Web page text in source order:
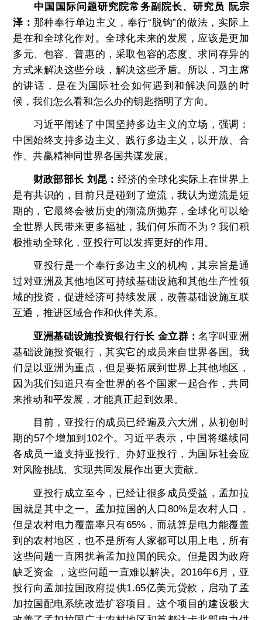
中国国际问题研究院常务副院长、研究员
阮宗
泽： 那种奉行单边主义，奉行“脱钩”的做法，实际上
是在和全球化作对。全球化未来的发展，应该是更加
多元、包容、普惠的，采取包容的态度、求同存异的
方式来解决这些分歧，解决这些矛盾。所以，习主席
的讲话，是在为国际社会如何遇到和解决问题的时
候，我们怎么看和怎么办的钥匙指明了方向。
习近平阐述了中国坚持多边主义的立场，强调：
中国始终支持多边主义、践行多边主义，以开放、合
作、共赢精神同世界各国共谋发展。
财政部部长 刘昆： 经济的全球化实际上在世界上
是有共识的，目前只是碰到了逆流，我认为逆流是短
期的，它最终会被历史的潮流所抛弃，全球化可以给
全世界人民带来更多福祉，我们何乐而不为？我们积
极推动全球化，亚投行可以发挥更好的作用。
亚投行是一个奉行多边主义的机构，其宗旨是通
过对亚洲及其他地区可持续基础设施和其他生产性领
域的投资，促进经济可持续发展，改善基础设施互联
互通，推进区域合作和伙伴关系。
亚洲基础设施投资银行行长 金立群 ：名字叫亚洲
基础设施投资银行，其实它的成员来自世界各国。我
们是以亚洲为重点，但是要拓展到世界上其他地区，
因为我们知道只有全世界的各个国家一起合作，共同
来推动和平发展，才能真正起到效果。
目前，亚投行的成员已经遍及六大洲，从初创时
期的57个增加到102个。习近平表示，中国将继续同
各成员一道支持亚投行、办好亚投行，为国际社会应
对风险挑战、实现共同发展作出更大贡献。
亚投行成立至今，已经让很多成员受益，孟加拉
国就是其中之一。孟加拉国的人口80%是农村人口，
但是农村电力覆盖率只有65%，而就算是电力能覆盖
到的农村地区，也不是所有人家都可以用上电，所有
这些问题一直困扰着孟加拉国的民众。但是因为政府
缺乏资金 ，这些问题一直难以解决。2016年6月，亚
投行向孟加拉国政府提供1.65亿美元贷款，启动了孟
加拉国配电系统改造扩容项目。这个项目的建设极大